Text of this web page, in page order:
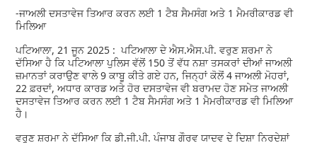
-ਜਾਅਲੀ ਦਸਤਾਵੇਜ ਤਿਆਰ ਕਰਨ ਲਈ 1 ਟੈਬ ਸੈਮਸੰਗ ਅਤੇ 1 ਮੈਮਰੀਕਾਰਡ ਵੀ
ਮਿਲਿਆ
ਪਟਿਆਲਾ, 21 ਜੂਨ 2025 : ਪਟਿਆਲਾ ਦੇ ਐਸ.ਐਸ.ਪੀ. ਵਰੁਣ ਸ਼ਰਮਾ ਨੇ
ਦੱਸਿਆ ਹੈ ਕਿ ਪਟਿਆਲਾ ਪੁਲਿਸ ਵੱਲੋਂ 150 ਤੋਂ ਵੱਧ ਨਸ਼ਾ ਤਸਕਰਾਂ ਦੀਆਂ ਜਾਅਲੀ
ਜ਼ਮਾਨਤਾਂ ਕਰਾਉਣ ਵਾਲੇ 9 ਕਾਬੂ ਕੀਤੇ ਗਏ ਹਨ, ਜਿਨ੍ਹਾਂ ਕੋਲੋਂ 4 ਜਾਅਲੀ ਮੋਹਰਾਂ,
22 ਫ਼ਰਦਾਂ, ਅਧਾਰ ਕਾਰਡ ਅਤੇ ਹੋਰ ਦਸਤਾਵੇਜ ਵੀ ਬਰਾਮਦ ਹੋਣ ਸਮੇਤ ਜਾਅਲੀ
ਦਸਤਾਵੇਜ ਤਿਆਰ ਕਰਨ ਲਈ 1 ਟੈਬ ਸੈਮਸੰਗ ਅਤੇ 1 ਮੈਮਰੀਕਾਰਡ ਵੀ ਮਿਲਿਆ
ਹੈ।
ਵਰੁਣ ਸ਼ਰਮਾ ਨੇ ਦੱਸਿਆ ਕਿ ਡੀ.ਜੀ.ਪੀ. ਪੰਜਾਬ ਗੌਰਵ ਯਾਦਵ ਦੇ ਦਿਸ਼ਾ ਨਿਰਦੇਸ਼ਾਂ